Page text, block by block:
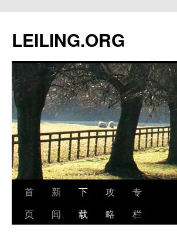
文
LEILING.ORG
首
页
新
闻
下
载
攻
略
专
栏